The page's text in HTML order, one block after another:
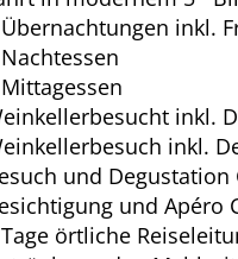
inkl.
inkl.
inkl.
und
und Apéro
örtliche